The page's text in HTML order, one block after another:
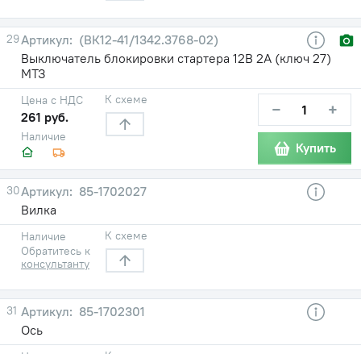
29
(ВК12-41/1342.3768-02)
Выключатель блокировки стартера 12В 2А (ключ 27)
МТЗ
Наличие
Цена с НДС
261 руб.
К схеме − +
Купить
30
85-1702027
Вилка
Наличие
Обратитесь к
консультанту
К схеме
31
85-1702301
Ось